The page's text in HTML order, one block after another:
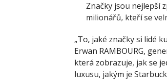
Značky jsou nejlepší
milionářů, kteří se
„To, jaké značky si lidé
Erwan RAMBOURG,
která zobrazuje, jak se
luxusu, jakým je